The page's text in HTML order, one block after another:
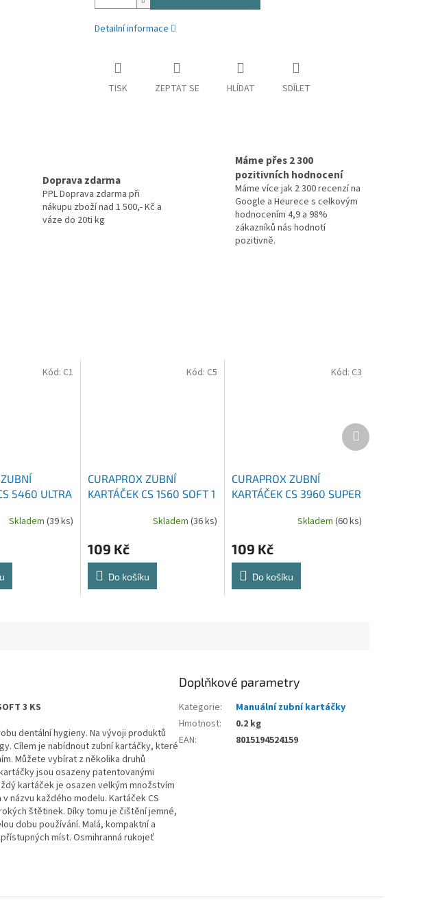
Detailní informace
TISK ZEPTAT SE HLÍDAT SDÍLET
Doprava zdarma
PPL Doprava zdarma při
nákupu zboží nad 1 500,- Kč a
váze do 20ti kg
Máme přes 2 300
pozitivních hodnocení
Máme více jak 2 300 recenzí na
Google a Heurece s celkovým
hodnocením 4,9 a 98%
zákazníků nás hodnotí
pozitivně.
5460 ULTRA
Skladem (39 ks)
Kód: C1
CURAPROX ZUBNÍ
KARTÁČEK CS 1560 SOFT 1
Skladem(36 ks)
109 Kč
Do košíku
Kód: C5
CURAPROX ZUBNÍ
KARTÁČEK CS 3960 SUPER
Skladem (60 ks)
109 Kč
Do košíku
Kód: C3
Další
produkt
3 KS
dentální hygieny. Na vývoji produktů
Cílem je nabídnout zubní kartáčky, které
Můžete vybírat z několika druhů
jsou osazeny patentovanými
kartáček je osazen velkým množstvím
názvu každého modelu. Kartáček CS
štětinek. Díky tomu je čištění jemné,
dobu používání. Malá, kompaktní a
míst. Osmihranná rukojeť
Doplňkové parametry
Kategorie:
Manuální zubní kartáčky
Hmotnost:
0.2 kg
EAN: 8015194524159